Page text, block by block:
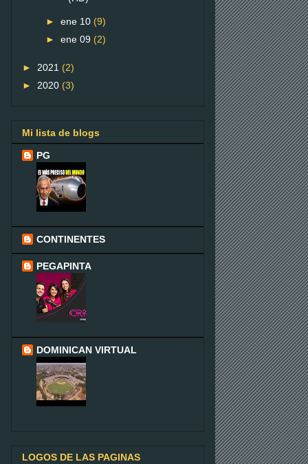
► ene 10 (9)
► ene 09 (2)
► 2021 (2)
► 2020 (3)
Mi lista de blogs
PG
CONTINENTES
PEGAPINTA
DOMINICAN VIRTUAL
LOGOS DE LAS PAGINAS